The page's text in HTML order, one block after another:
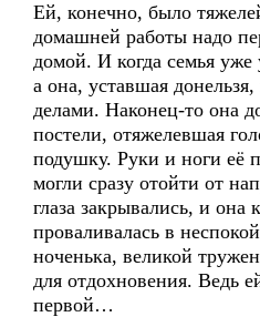
Ей, конечно, было
домашней работы надо
домой. И когда семья уже
а она, уставшая донельзя,
делами. Наконец-то она
постели, отяжелевшая
подушку. Руки и ноги её
могли сразу отойти от
глаза закрывались, и она
проваливалась в
ноченька, великой
для отдохновения. Ведь
первой…